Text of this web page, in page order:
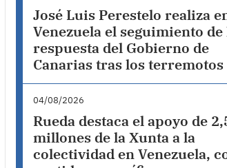
José Luis Perestelo realiza
Venezuela el seguimiento de
respuesta del Gobierno de
Canarias tras los terremotos
04/08/2026
Rueda destaca el apoyo de
millones de la Xunta a la
colectividad en Venezuela,